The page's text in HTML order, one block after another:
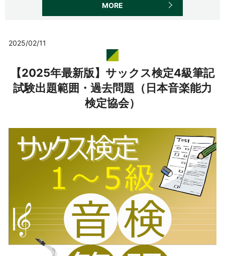
MORE
2025/02/11
【2025年最新版】サックス検定4級筆記
試験出題範囲・過去問題（日本音楽能力
検定協会）